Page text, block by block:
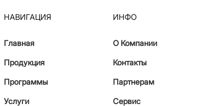
НАВИГАЦИЯ
Главная
Продукция
Программы
Услуги
ИНФО
О Компании
Контакты
Партнерам
Сервис